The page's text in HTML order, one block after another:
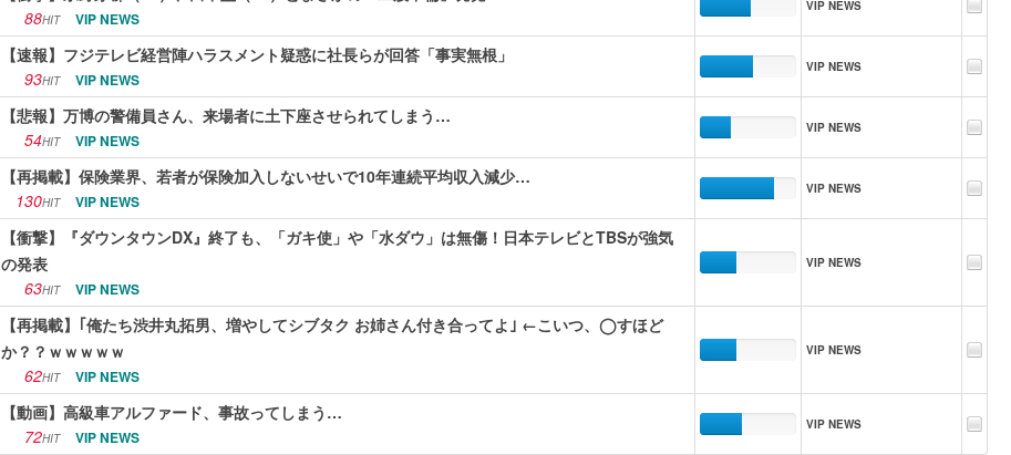
88HIT VIP NEWS
VIP NEWS
【速報】フジテレビ経営陣ハラスメント疑惑に社長らが回答「事実無根」
93HIT VIP NEWS
VIP NEWS
【悲報】万博の警備員さん、来場者に土下座させられてしまう…
54HIT VIP NEWS
VIP NEWS
【再掲載】保険業界、若者が保険加入しないせいで10年連続平均収入減少…
130HIT VIP NEWS
VIP NEWS
【衝撃】『ダウンタウンDX』終了も、「ガキ使」や「水ダウ」は無傷！日本テレビとTBSが強気
の発表
63HIT VIP NEWS
VIP NEWS
【再掲載】｢俺たち渋井丸拓男、増やしてシブタク お姉さん付き合ってよ｣ ←こいつ、◯すほど
か？？ｗｗｗｗｗ
62HIT VIP NEWS
VIP NEWS
【動画】高級車アルファード、事故ってしまう…
72HIT VIP NEWS
VIP NEWS